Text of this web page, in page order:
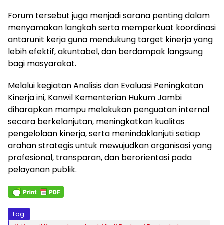
Forum tersebut juga menjadi sarana penting dalam
menyamakan langkah serta memperkuat koordinasi
antarunit kerja guna mendukung target kinerja yang
lebih efektif, akuntabel, dan berdampak langsung
bagi masyarakat.
Melalui kegiatan Analisis dan Evaluasi Peningkatan
Kinerja ini, Kanwil Kementerian Hukum Jambi
diharapkan mampu melakukan penguatan internal
secara berkelanjutan, meningkatkan kualitas
pengelolaan kinerja, serta menindaklanjuti setiap
arahan strategis untuk mewujudkan organisasi yang
profesional, transparan, dan berorientasi pada
pelayanan publik.
Tag: